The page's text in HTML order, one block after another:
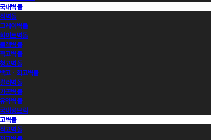
국내벽돌
적벽돌
그레이벽돌
화이트벽돌
블랙벽돌
적고벽돌
청고벽돌
백고ㆍ회고벽돌
컬러벽돌
가공벽돌
유약벽돌
국내롱브릭
고벽돌
적고벽돌